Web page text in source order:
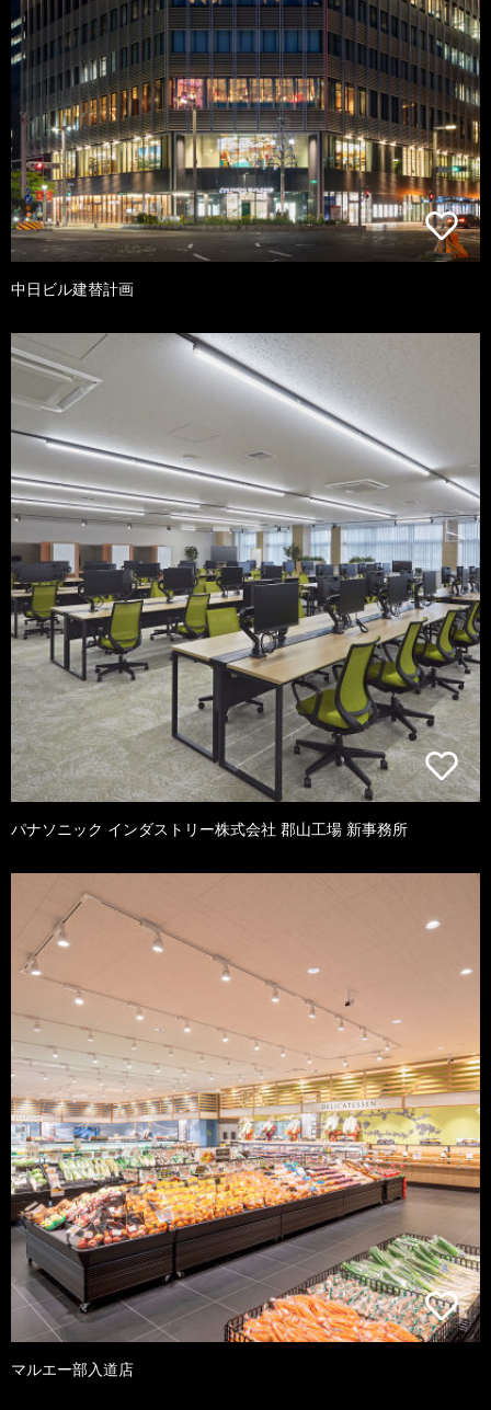
中日ビル建替計画
パナソニック インダストリー株式会社 郡山工場 新事務所
マルエー部入道店